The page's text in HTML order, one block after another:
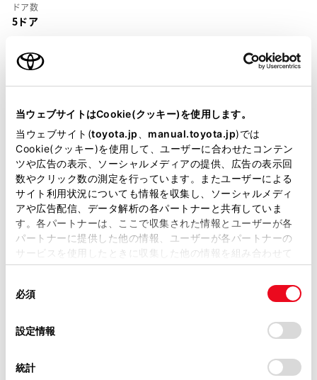
当ウェブサイトはCookie(クッキー)を使用します。
当ウェブサイト(toyota.jp manual.toyota.jp)では
Cookie(クッキー)を使用して、ユーザーに合わせたコンテン
ツや広告の表示、ソーシャルメディアの提供、広告の表示回
数やクリック数の測定を行っています。またユーザーによる
サイト利用状況についても情報を収集し、ソーシャルメディ
アや広告配信、データ解析の各パートナーと共有していま
す。各パートナーは、ここで収集された情報とユーザーが各
パートナーに提供した他の情報、ユーザーが各パートナーの
サービスを使用したときに収集した他の情報を組み合わせて
使用することがあります。当ウェブサイトの使用を続行する
デバイスにすべてのCookie(クッキー)が保存されることに同
意したことになります。Cookie(クッキー)のオプトアウト、
設定の変更、同意を撤回したりするにあたっては、当社の
「Cookie（クッキー）情報の取り扱いについて
」をご覧くだ
必須
設定情報
統計
ドア数
5ドア
乗車定員
8名
DBA-ZRR85G
全長×全幅×全高
4695×1695×1865mm
ホイールベース ※1
2850mm
トレッド前／後
1480/1480mm
室内長×室内幅×室内高
1660kg